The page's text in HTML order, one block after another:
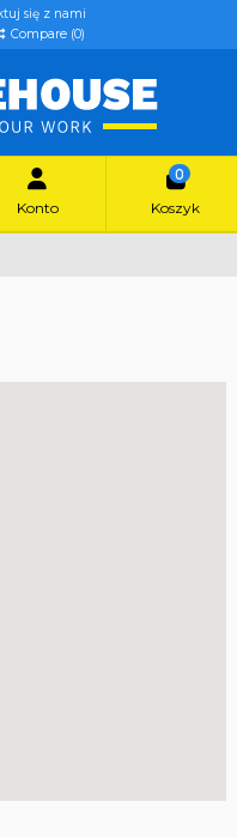
się z nami
Compare (0)
Konto
0
Koszyk